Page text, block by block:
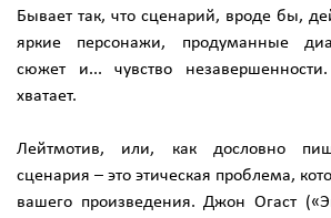
Бывает так, что сценарий, вроде бы,
яркие персонажи, продуманные
сюжет и... чувство
хватает.
Лейтмотив, или, как дословно
сценария – это этическая проблема,
вашего произведения. Джон Огаст